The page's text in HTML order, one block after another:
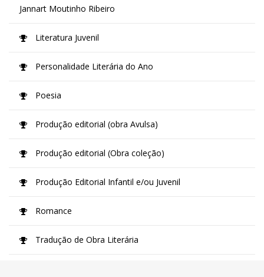
Jannart Moutinho Ribeiro
Literatura Juvenil
Personalidade Literária do Ano
Poesia
Produção editorial (obra Avulsa)
Produção editorial (Obra coleção)
Produção Editorial Infantil e/ou Juvenil
Romance
Tradução de Obra Literária